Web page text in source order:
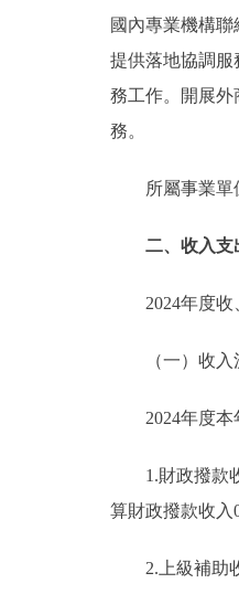
國內專業機構
提供落地協調服
務工作。開展外
務。
所屬事業
二、收入支
2024年度
（一）收
2024年度
1.財政撥款
算財政撥款收入
2.上級補助